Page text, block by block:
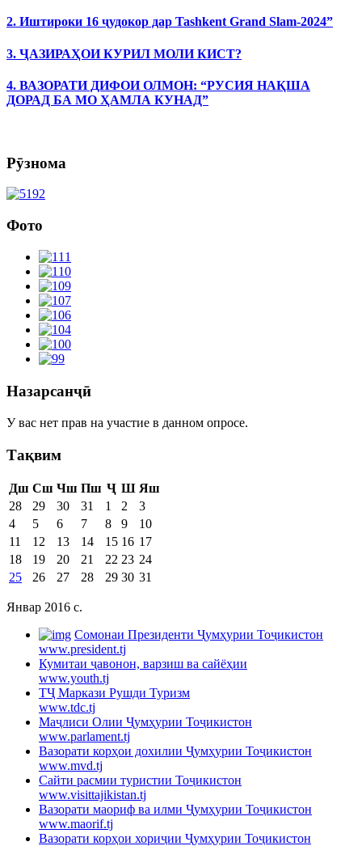
2. Иштироки 16 ҷудокор дар Tashkent Grand Slam-2024”
3. ҶАЗИРАҲОИ КУРИЛ МОЛИ КИСТ?
4. ВАЗОРАТИ ДИФОИ ОЛМОН: “РУСИЯ НАҚША
ДОРАД БА МО ҲАМЛА КУНАД”
Рӯзнома
Фото
Назарсанҷӣ
У вас нет прав на участие в данном опросе.
Тақвим
Дш Сш Чш Пш Ҷ Ш Яш
28
29 30 31 1 2
3
4
5 6 7 8 9
10
11
12 13 14 15 16 17
18
19 20 21 22 23 24
25
26 27 28 29 30 31
Январ 2016 c.
Cомонаи Президенти Ҷумҳурии Тоҷикистон
www.president.tj
Кумитаи ҷавонон, варзиш ва сайёҳии
www.youth.tj
ТҶ Маркази Рушди Туризм
www.tdc.tj
Маҷлиси Олии Ҷумҳурии Тоҷикистон
www.parlament.tj
Вазорати корҳои дохилии Ҷумҳурии Тоҷикистон
www.mvd.tj
Сайти расмии туристии Тоҷикистон
www.visittajikistan.tj
Вазорати маориф ва илми Ҷумҳурии Тоҷикистон
www.maorif.tj
Вазорати корҳои хориҷии Ҷумҳурии Тоҷикистон